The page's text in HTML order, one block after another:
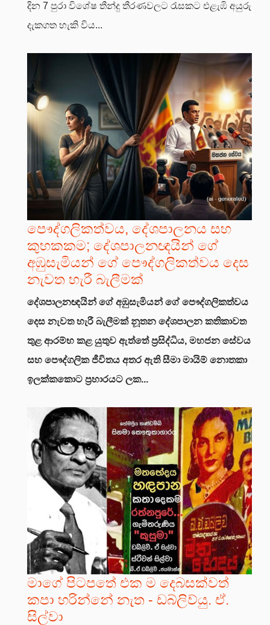
දින 7 පුරා විශේෂ තීන්දු තීරණවලට රැසකට එළැඹි අයුරු
දැකගත හැකි විය...
පෞද්ගලිකත්වය, දේශපාලනය සහ
කුහකකම; දේශපාලනඥයින් ගේ
අඹුසැමියන් ගේ පෞද්ගලිකත්වය දෙස
නැවත හැරී බැලීමක්
දේශපාලනඥයින් ගේ අඹුසැමියන් ගේ පෞද්ගලිකත්වය
දෙස නැවත හැරී බැලීමක්නූතන දේශපාලන කතිකාවත
තුළ ආරම්භ කළ යුතුව ඇත්තේ ප්‍රසිද්ධිය, මහජන සේවය
සහ පෞද්ගලික ජීවිතය අතර ඇති සීමා මායිම් නොතකා
ඉලක්කකොට ප්‍රහාරයට ලක...
මාගේ පිටපතේ එක ම දෙබසක්වත්
කපා හරින්නේ නැත - ඩබ්ලිව්යු. ඒ.
සිල්වා